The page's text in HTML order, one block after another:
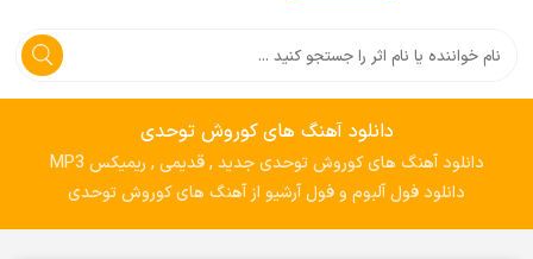
دانلود آهنگ های کوروش توحدی
دانلود آهنگ های کوروش توحدی جدید , قدیمی , ریمیکس MP3
دانلود فول آلبوم و فول آرشیو از آهنگ های کوروش توحدی